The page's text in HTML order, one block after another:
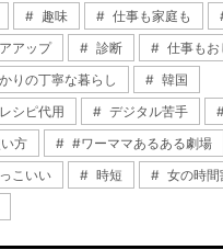
趣味 仕事も家庭も
アップ
診断
仕事もお
りの丁寧な暮らし
韓国
シピ代用
デジタル苦手
方
#ワーママあるある劇場
こいい
時短 女の時間